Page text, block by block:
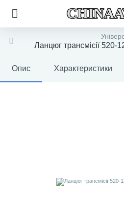
Ланцюг трансмісії 520-
Опис Характеристики